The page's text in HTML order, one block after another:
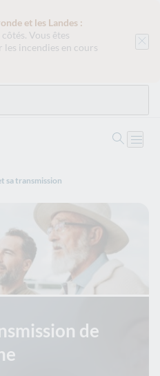
et les Landes :
côtés. Vous êtes
incendies en cours
sa transmission
de